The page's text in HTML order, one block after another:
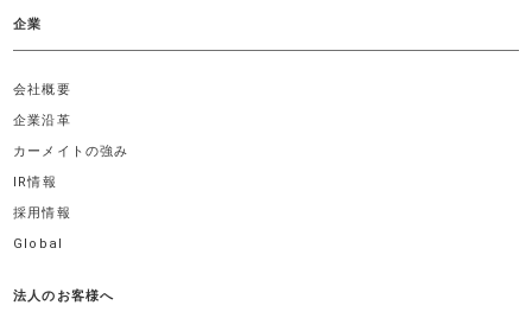
企業
会社概要
企業沿革
カーメイトの強み
IR情報
採用情報
Global
法人のお客様へ